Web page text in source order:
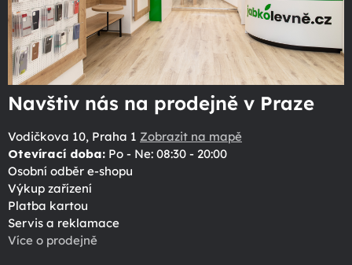
Navštiv nás na prodejně v Praze
Vodičkova 10, Praha 1 Zobrazit na mapě
Otevírací doba: Po - Ne: 08:30 - 20:00
Osobní odběr e-shopu
Výkup zařízení
Platba kartou
Servis a reklamace
Více o prodejně